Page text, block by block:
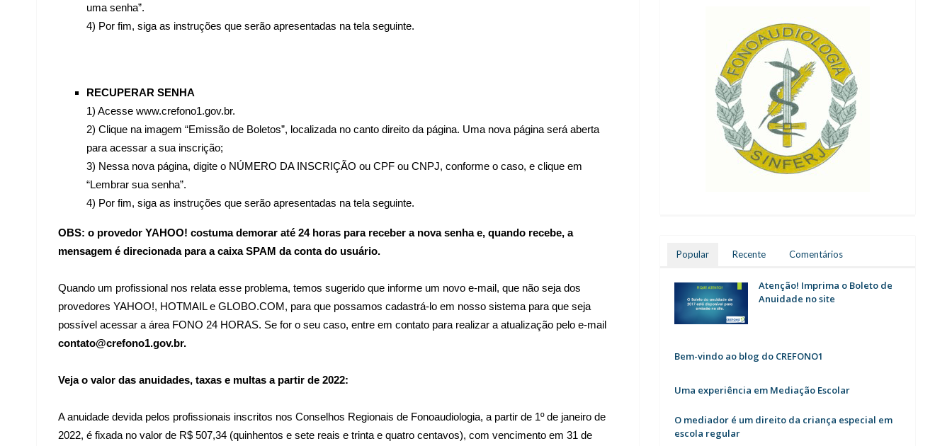
uma senha”.
4) Por fim, siga as instruções que serão apresentadas na tela seguinte.
RECUPERAR SENHA
1) Acesse www.crefono1.gov.br.
2) Clique na imagem “Emissão de Boletos”, localizada no canto direito da página. Uma nova página será aberta
para acessar a sua inscrição;
3) Nessa nova página, digite o NÚMERO DA INSCRIÇÃO ou CPF ou CNPJ, conforme o caso, e clique em
“Lembrar sua senha”.
4) Por fim, siga as instruções que serão apresentadas na tela seguinte.
OBS: o provedor YAHOO! costuma demorar até 24 horas para receber a nova senha e, quando recebe, a
mensagem é direcionada para a caixa SPAM da conta do usuário.
Quando um profissional nos relata esse problema, temos sugerido que informe um novo e-mail, que não seja dos
provedores YAHOO!, HOTMAIL e GLOBO.COM, para que possamos cadastrá-lo em nosso sistema para que seja
possível acessar a área FONO 24 HORAS. Se for o seu caso, entre em contato para realizar a atualização pelo e-mail
contato@crefono1.gov.br.
Veja o valor das anuidades, taxas e multas a partir de 2022:
A anuidade devida pelos profissionais inscritos nos Conselhos Regionais de Fonoaudiologia, a partir de 1º de janeiro de
2022, é fixada no valor de R$ 507,34 (quinhentos e sete reais e trinta e quatro centavos), com vencimento em 31 de
Popular Recente Comentários
Atenção! Imprima o Boleto de
Anuidade no site
Bem-vindo ao blog do CREFONO1
Uma experiência em Mediação Escolar
O mediador é um direito da criança especial em
escola regular